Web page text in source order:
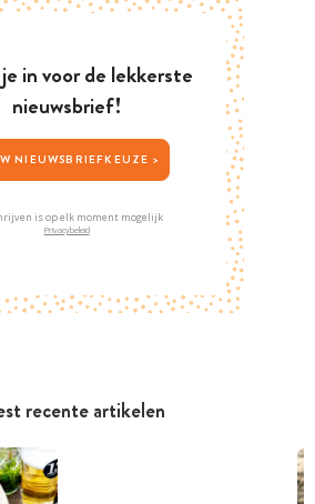
recente artikelen
in voor de lekkerste
nieuwsbrief!
JOUW NIEUWSBRIEFKEUZE >
is op elk moment mogelijk
Privacybeleid